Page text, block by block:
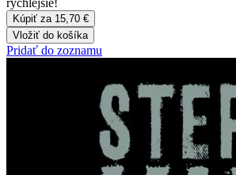
rýchlejšie!
Kúpiť za 15,70 €
Vložiť do košíka
Pridať do zoznamu